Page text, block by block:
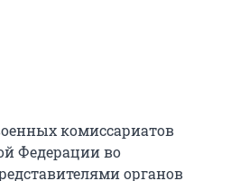
комиссариатов
Федерации во
органов